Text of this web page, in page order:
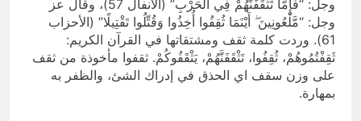
وجل: “فَإِمَّا تَثْقَفَنَّهُمْ فِي الْحَرْبِ” (الانفال 57)، وقال عز
وجل: “مَّلْعُونِينَ ۖ أَيْنَمَا ثُقِفُوا أُخِذُوا وَقُتِّلُوا تَقْتِيلًا” (الأحزاب
61). وردت كلمة ثقف ومشتقاتها في القرآن الكريم:
ثَقِفْتُمُوهُمْ، ثُقِفُوا، تَثْقَفَنَّهُمْ، يَثْقَفُوكُمْ. ثقفوا مأخوذة من ثقف
على وزن سقف اي الحذق في إدراك الشئ، والظفر به
بمهارة.